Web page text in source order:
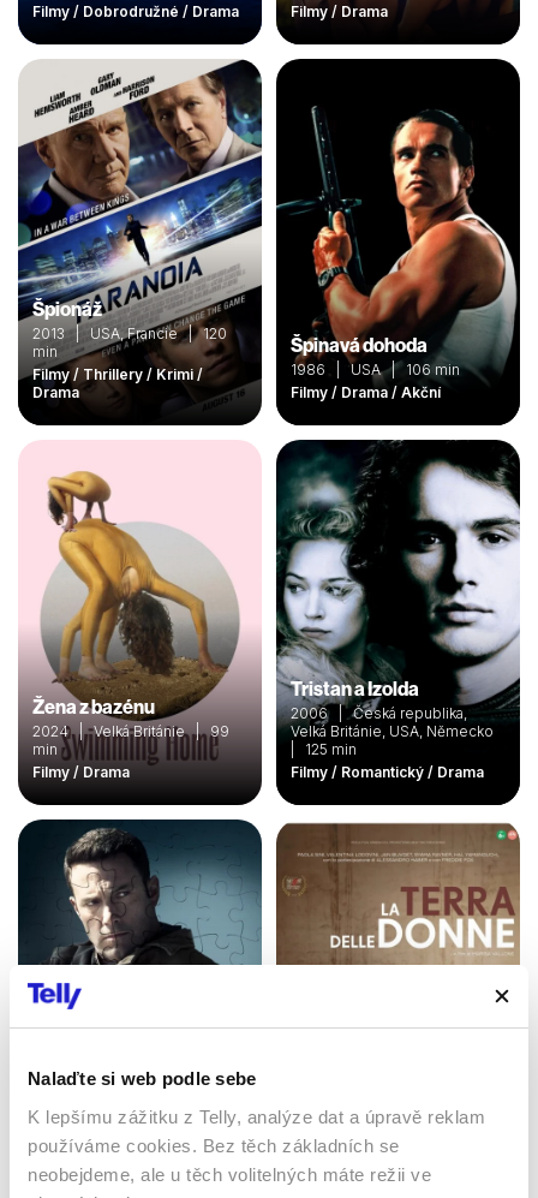
Nalaďte si web podle sebe
K lepšímu zážitku z Telly, analýze dat a úpravě reklam
používáme cookies. Bez těch základních se
neobejdeme, ale u těch volitelných máte režii ve
Filmy / Dobrodružné / Drama
Filmy / Drama
Špionáž
2013 | USA, Francie | 120
min
Filmy / Thrillery / Krimi /
Drama
Špinavá dohoda
1986 | USA | 106 min
Filmy / Drama / Akční
Žena z bazénu
2024 | Velká Británie | 99
min
Filmy / Drama
Tristan a Izolda
2006 | Česká republika,
Velká Británie, USA, Německo
| 125 min
Filmy / Romantický / Drama
Zúčtování
2016 | USA | 128 min
Filmy / Drama / Akční
Země žen
2023 | Itálie | 104 min
Filmy / Drama